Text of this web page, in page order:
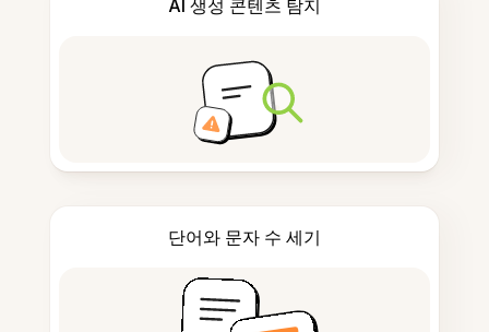
AI 생성 콘텐츠 탐지
단어와 문자 수 세기